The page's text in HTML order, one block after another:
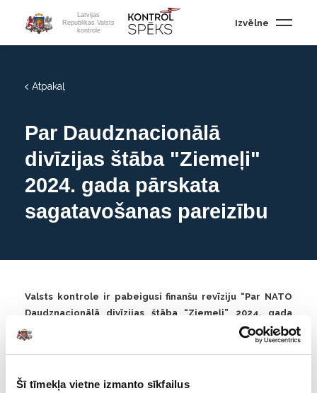
Šī tīmekļa vietne izmanto sīkfailus
Latvijas
Republikas Valsts
kontrole
Izvēlne
Atpakaļ
Par Daudznacionālā
divīzijas štāba "Ziemeļi"
2024. gada pārskata
sagatavošanas pareizību
Valsts kontrole ir pabeigusi finanšu revīziju “Par NATO
Daudznacionālā divīzijas štāba “Ziemeļi” 2024. gada
pārskata sagatavošanas pareizību”. Tā kā revīzijas
ziņojumiem un ieteikumu ieviešanas plānam noteikta
publicējami.